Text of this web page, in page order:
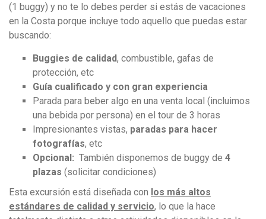
(1 buggy) y no te lo debes perder si estás de vacaciones
en la Costa porque incluye todo aquello que puedas estar
buscando:
Buggies de calidad, combustible, gafas de
protección, etc
Guía cualificado y con gran experiencia
Parada para beber algo en una venta local (incluimos
una bebida por persona) en el tour de 3 horas
Impresionantes vistas, paradas para hacer
fotografías, etc
Opcional: También disponemos de buggy de 4
plazas (solicitar condiciones)
Esta excursión está diseñada con los más altos
estándares de calidad y servicio, lo que la hace